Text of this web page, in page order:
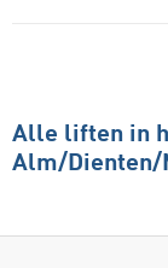
Alle liften in
Alm/​Dienten/​